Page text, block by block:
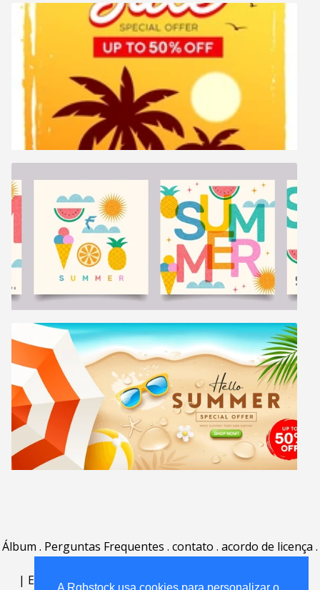
Álbum . Perguntas Frequentes . contato . acordo de licença .
| English | Deutsch Español Português